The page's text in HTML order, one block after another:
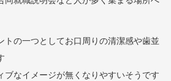
トの一つとしてお口周りの清潔感や歯並
ブなイメージが無くなりやすいそうです